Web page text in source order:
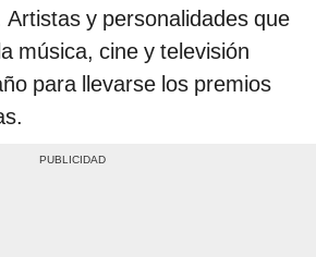
y personalidades que
música, cine y televisión
para llevarse los premios